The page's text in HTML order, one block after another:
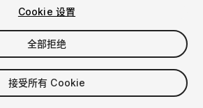
past week
Cookie 设置
全部拒绝
接受所有 Cookie